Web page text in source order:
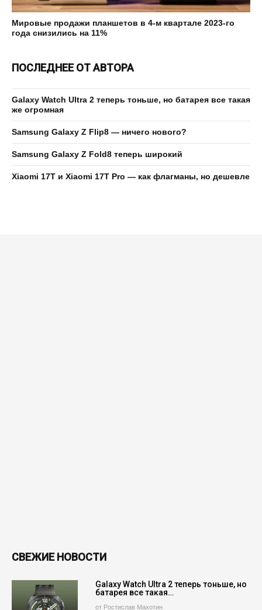
Мировые продажи планшетов в 4-м квартале 2023-го
года снизились на 11%
ПОСЛЕДНЕЕ ОТ АВТОРА
Galaxy Watch Ultra 2 теперь тоньше, но батарея все такая
же огромная
Samsung Galaxy Z Flip8 — ничего нового?
Samsung Galaxy Z Fold8 теперь широкий
Xiaomi 17T и Xiaomi 17T Pro — как флагманы, но дешевле
СВЕЖИЕ НОВОСТИ
Galaxy Watch Ultra 2 теперь тоньше, но
батарея все такая…
от Ростислав Махотин